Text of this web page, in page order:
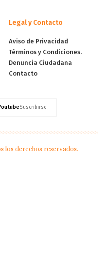
Legal y Contacto
Aviso de Privacidad
Términos y Condiciones.
Denuncia Ciudadana
Contacto
Suscribirse
los derechos reservados.